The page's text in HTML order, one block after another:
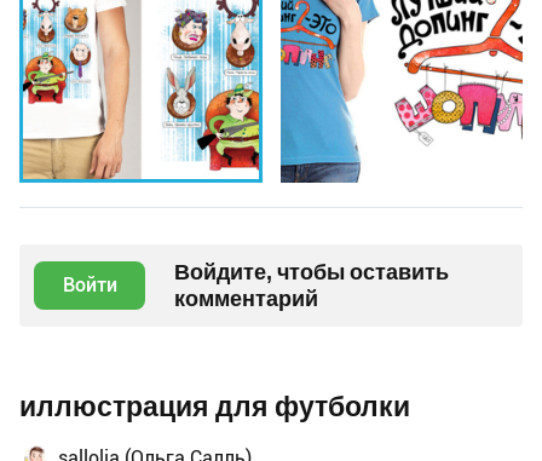
Войти
Войдите, чтобы оставить
комментарий
иллюстрация для футболки